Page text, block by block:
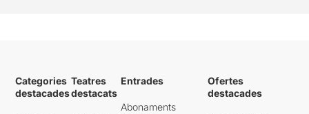
Categories
destacades
Teatres
destacats
Entrades
Abonaments
Ofertes
destacades